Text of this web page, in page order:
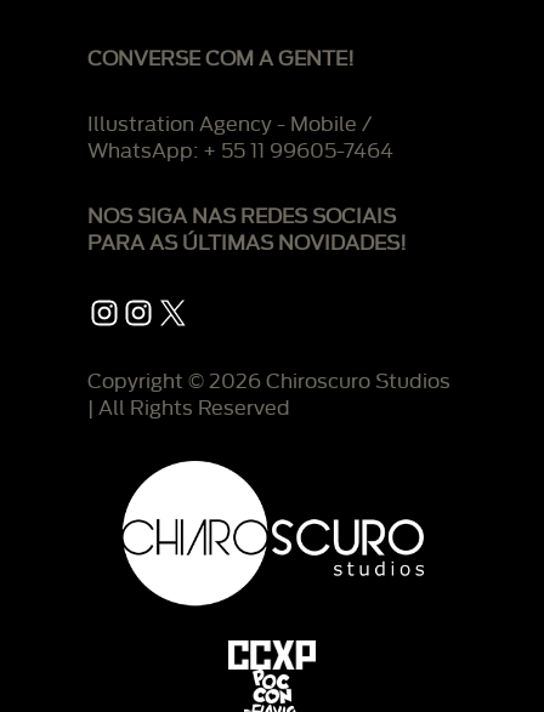
CONVERSE COM A GENTE!
Illustration Agency - Mobile /
WhatsApp: + 55 11 99605-7464
NOS SIGA NAS REDES SOCIAIS
PARA AS ÚLTIMAS NOVIDADES!
Instagram
Instagram
X
Copyright © 2026 Chiroscuro Studios
| All Rights Reserved